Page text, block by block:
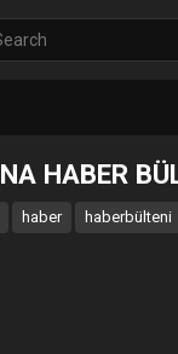
HABER
haber haberbülteni